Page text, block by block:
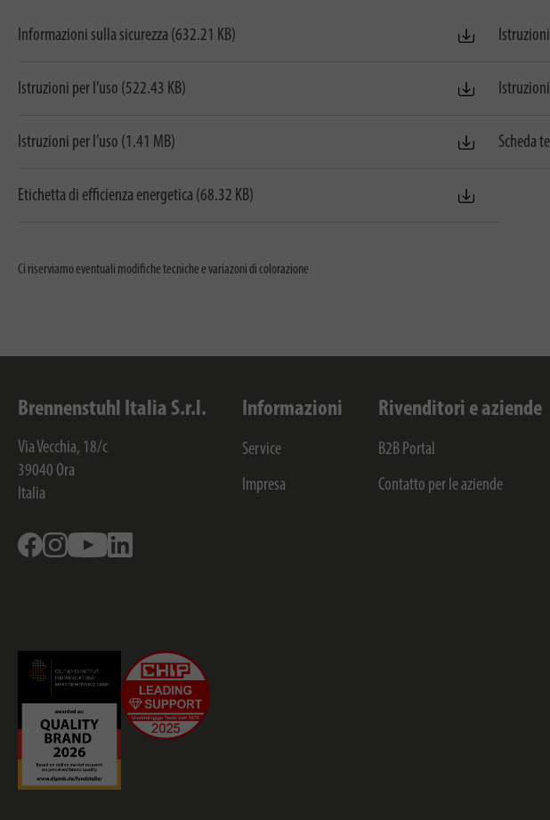
Informazioni sulla sicurezza (632.21 KB)
Istruzioni per l'uso (522.43 KB)
Istruzioni per l'uso (1.41 MB) Scheda
Etichetta di efficienza energetica (68.32 KB)
Ci riserviamo eventuali modifiche tecniche e variazoni di colorazione
Brennenstuhl Italia S.r.l.
Via Vecchia, 18/c
39040 Ora
Italia
FacebookInstagramYoutube
Informazioni
Service
Impresa
Rivenditori e aziende
B2B Portal
Contatto per le aziende